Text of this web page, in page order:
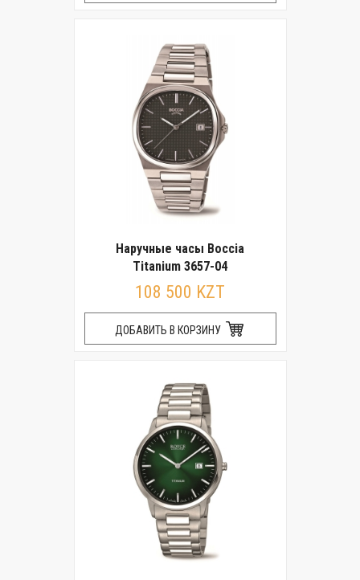
Наручные часы Boccia
Titanium 3657-04
108 500 KZT
ДОБАВИТЬ В КОРЗИНУ